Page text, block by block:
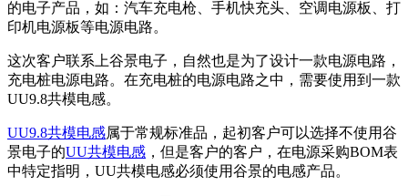
的电子产品，如：汽车充电枪、手机快充头、空调电源板、打
印机电源板等电源电路。
这次客户联系上谷景电子，自然也是为了设计一款电源电路，
充电桩电源电路。在充电桩的电源电路之中，需要使用到一款
UU9.8共模电感。
UU9.8共模电感属于常规标准品，起初客户可以选择不使用谷
景电子的UU共模电感 ，但是客户的客户，在电源采购BOM表
中特定指明，UU共模电感必须使用谷景的电感产品。